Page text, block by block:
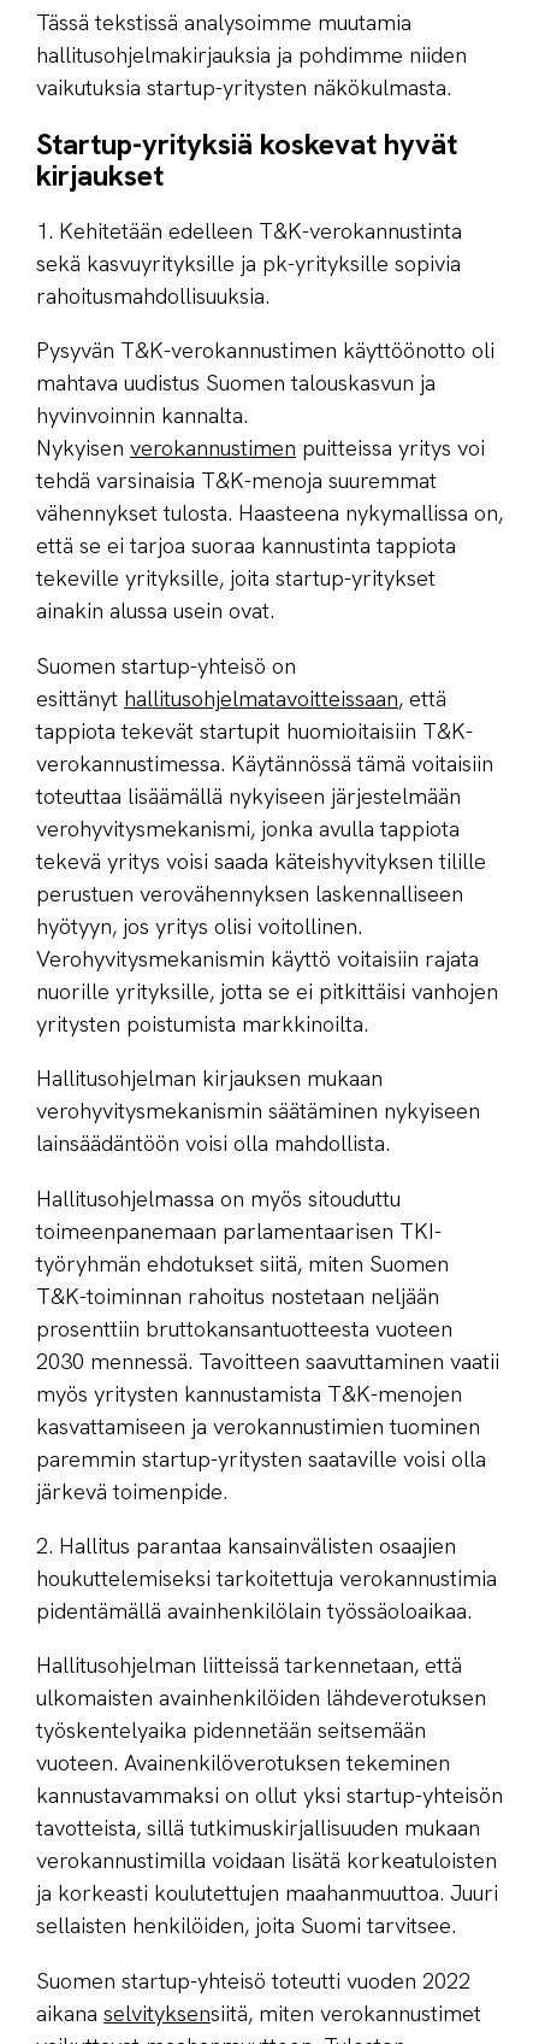
Tässä tekstissä analysoimme muutamia
hallitusohjelmakirjauksia ja pohdimme niiden
vaikutuksia startup-yritysten näkökulmasta.
Startup-yrityksiä koskevat hyvät
kirjaukset
1. Kehitetään edelleen T&K-verokannustinta
sekä kasvuyrityksille ja pk-yrityksille sopivia
rahoitusmahdollisuuksia.
Pysyvän T&K-verokannustimen käyttöönotto oli
mahtava uudistus Suomen talouskasvun ja
hyvinvoinnin kannalta.
Nykyisen verokannustimen puitteissa yritys voi
tehdä varsinaisia T&K-menoja suuremmat
vähennykset tulosta. Haasteena nykymallissa on,
että se ei tarjoa suoraa kannustinta tappiota
tekeville yrityksille, joita startup-yritykset
ainakin alussa usein ovat.
Suomen startup-yhteisö on
esittänyt hallitusohjelmatavoitteissaan, että
tappiota tekevät startupit huomioitaisiin T&K-
verokannustimessa. Käytännössä tämä voitaisiin
toteuttaa lisäämällä nykyiseen järjestelmään
verohyvitysmekanismi, jonka avulla tappiota
tekevä yritys voisi saada käteishyvityksen tilille
perustuen verovähennyksen laskennalliseen
hyötyyn, jos yritys olisi voitollinen.
Verohyvitysmekanismin käyttö voitaisiin rajata
nuorille yrityksille, jotta se ei pitkittäisi vanhojen
yritysten poistumista markkinoilta.
Hallitusohjelman kirjauksen mukaan
verohyvitysmekanismin säätäminen nykyiseen
lainsäädäntöön voisi olla mahdollista.
Hallitusohjelmassa on myös sitouduttu
toimeenpanemaan parlamentaarisen TKI-
työryhmän ehdotukset siitä, miten Suomen
T&K-toiminnan rahoitus nostetaan neljään
prosenttiin bruttokansantuotteesta vuoteen
2030 mennessä. Tavoitteen saavuttaminen vaatii
myös yritysten kannustamista T&K-menojen
kasvattamiseen ja verokannustimien tuominen
paremmin startup-yritysten saataville voisi olla
järkevä toimenpide.
2. Hallitus parantaa kansainvälisten osaajien
houkuttelemiseksi tarkoitettuja verokannustimia
pidentämällä avainhenkilölain työssäoloaikaa.
Hallitusohjelman liitteissä tarkennetaan, että
ulkomaisten avainhenkilöiden lähdeverotuksen
työskentelyaika pidennetään seitsemään
vuoteen. Avainenkilöverotuksen tekeminen
kannustavammaksi on ollut yksi startup-yhteisön
tavotteista, sillä tutkimuskirjallisuuden mukaan
verokannustimilla voidaan lisätä korkeatuloisten
ja korkeasti koulutettujen maahanmuuttoa. Juuri
sellaisten henkilöiden, joita Suomi tarvitsee.
Suomen startup-yhteisö toteutti vuoden 2022
aikana selvityksensiitä, miten verokannustimet